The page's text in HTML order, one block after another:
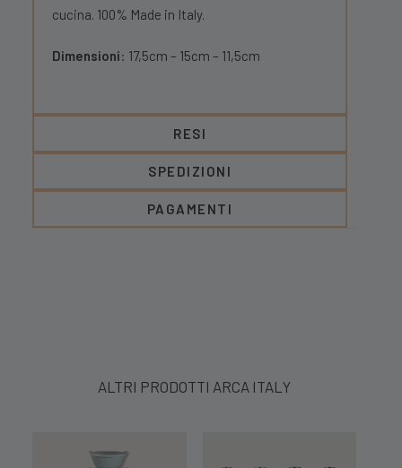
cucina. 100% Made in Italy.
Dimensioni: 17,5cm – 15cm – 11,5cm
RESI
SPEDIZIONI
PAGAMENTI
ALTRI PRODOTTI ARCA ITALY